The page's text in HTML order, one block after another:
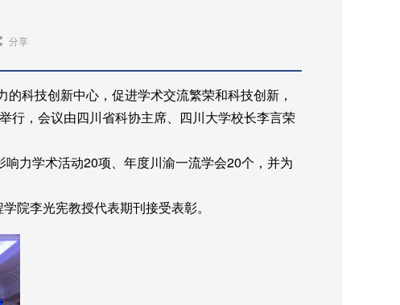
分享
科技创新中心，促进学术交流繁荣和科技创新，
行 ，会议由四川省科协主席、四川大学校长李言荣
力学术活动20项、年度川渝一流学会20个，并为
院李光宪教授代表期刊接受表彰。